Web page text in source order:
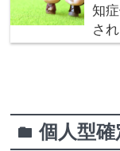
知
さ
folder個人型確